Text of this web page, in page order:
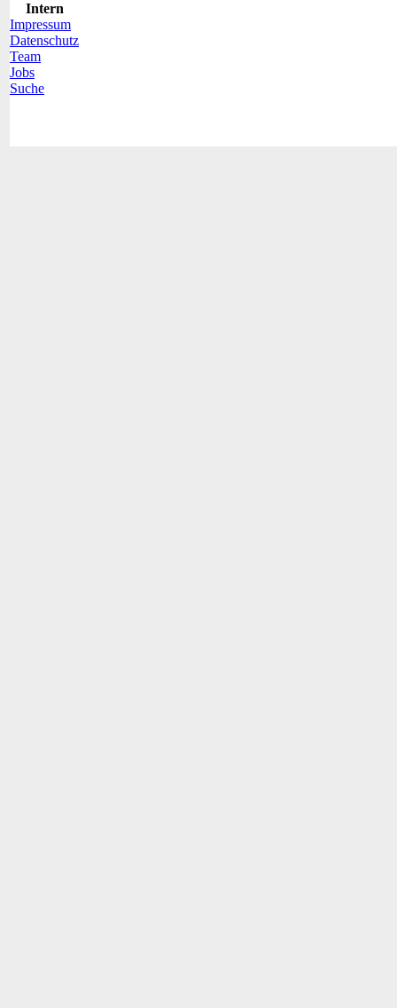
Intern
Impressum
Datenschutz
Team
Jobs
Suche